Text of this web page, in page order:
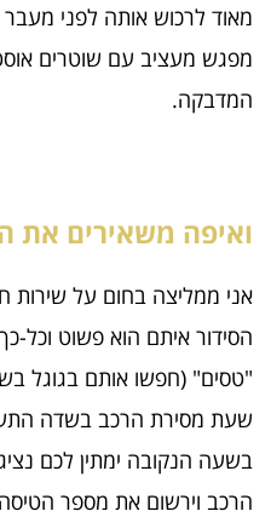
מאוד לרכוש אותה לפני מעבר
מפגש מעציב עם שוטרים
המדבקה.
ואיפה משאירים את
אני ממליצה בחום על שירות
הסידור איתם הוא פשוט וכל-
"טסים" (חפשו אותם בגוגל
שעת מסירת הרכב בשדה
בשעה הנקובה ימתין לכם
הרכב וירשום את מספר